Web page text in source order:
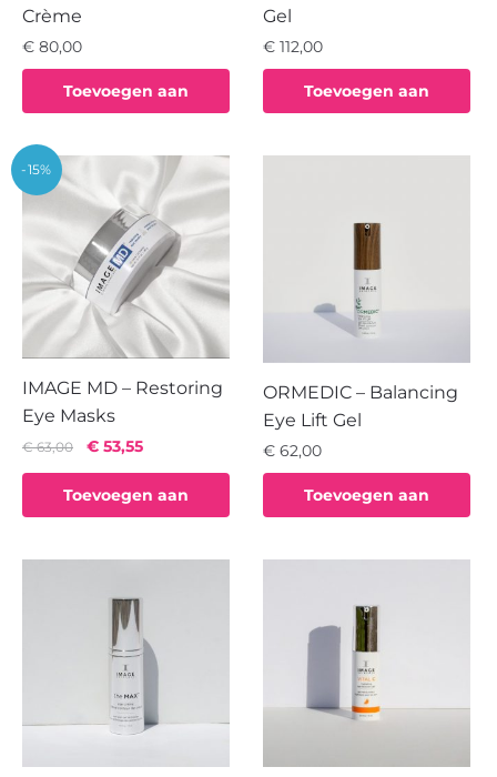
Crème
€ 80,00
Toevoegen aan
Gel
€ 112,00
Toevoegen aan
-15%
IMAGE MD – Restoring
Eye Masks
€63,00
Oorspronkelijke
prijs
was:
€ 63,00.
€ 53,55Huidige
prijs
is:
€ 53,55.
Toevoegen aan
ORMEDIC – Balancing
Eye Lift Gel
€ 62,00
Toevoegen aan